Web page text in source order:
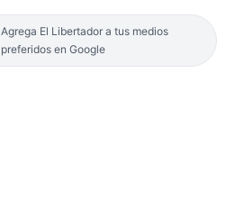
Agrega El Libertador a tus medios
preferidos en Google